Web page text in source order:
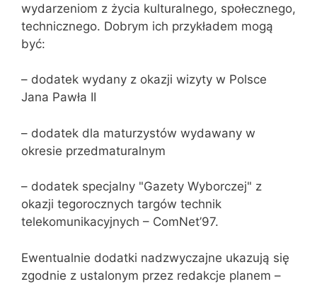
wydarzeniom z życia kulturalnego, społecznego,
technicznego. Dobrym ich przykładem mogą
być:
– dodatek wydany z okazji wizyty w Polsce
Jana Pawła II
– dodatek dla maturzystów wydawany w
okresie przedmaturalnym
– dodatek specjalny "Gazety Wyborczej" z
okazji tegorocznych targów technik
telekomunikacyjnych – ComNet’97.
Ewentualnie dodatki nadzwyczajne ukazują się
zgodnie z ustalonym przez redakcje planem –